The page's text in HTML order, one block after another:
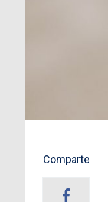
Comparte